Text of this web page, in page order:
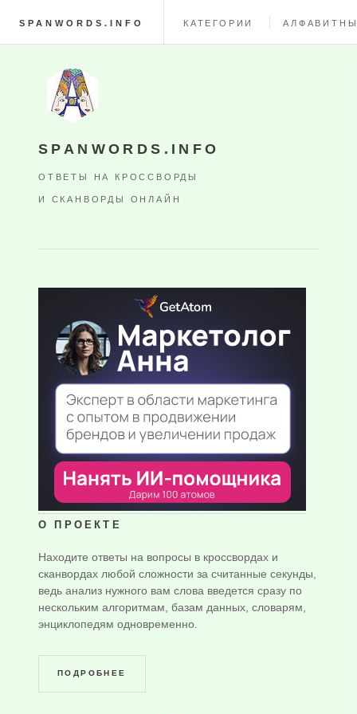
SPANWORDS.INFO КАТЕГОРИИ
SPANWORDS.INFO
ОТВЕТЫ НА КРОССВОРДЫ
И СКАНВОРДЫ ОНЛАЙН
О ПРОЕКТЕ
Находите ответы на вопросы в кроссвордах и
сканвордах любой сложности за считанные секунды,
ведь анализ нужного вам слова введется сразу по
нескольким алгоритмам, базам данных, словарям,
энциклопедям одновременно.
ПОДРОБНЕЕ